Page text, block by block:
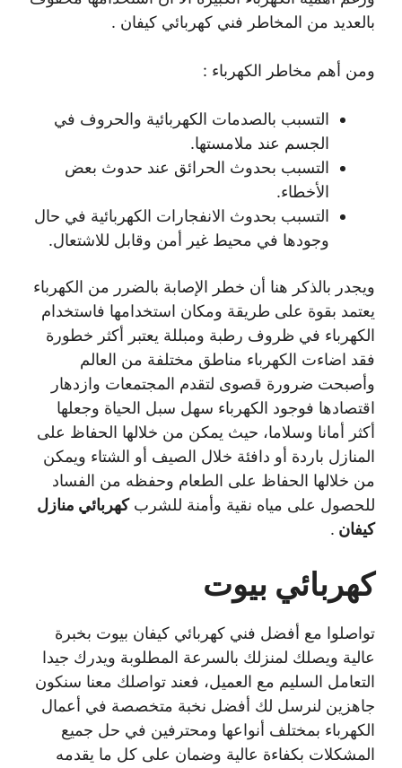
بالعديد من المخاطر فني كهربائي كيفان .
ومن أهم مخاطر الكهرباء :
التسبب بالصدمات الكهربائية والحروف في
الجسم عند ملامستها.
التسبب بحدوث الحرائق عند حدوث بعض
الأخطاء.
التسبب بحدوث الانفجارات الكهربائية في حال
وجودها في محيط غير أمن وقابل للاشتعال.
ويجدر بالذكر هنا أن خطر الإصابة بالضرر من الكهرباء
يعتمد بقوة على طريقة ومكان استخدامها فاستخدام
الكهرباء في ظروف رطبة ومبللة يعتبر أكثر خطورة
فقد اضاءت الكهرباء مناطق مختلفة من العالم
وأصبحت ضرورة قصوى لتقدم المجتمعات وازدهار
اقتصادها فوجود الكهرباء سهل سبل الحياة وجعلها
أكثر أمانا وسلاما، حيث يمكن من خلالها الحفاظ على
المنازل باردة أو دافئة خلال الصيف أو الشتاء ويمكن
من خلالها الحفاظ على الطعام وحفظه من الفساد
للحصول على مياه نقية وأمنة للشربكهربائي منازل
كيفان .
كهربائي بيوت
تواصلوا مع أفضل فني كهربائي كيفان بيوت بخبرة
عالية ويصلك لمنزلك بالسرعة المطلوبة ويدرك جيدا
التعامل السليم مع العميل، فعند تواصلك معنا سنكون
جاهزين لنرسل لك أفضل نخبة متخصصة في أعمال
الكهرباء بمختلف أنواعها ومحترفين في حل جميع
المشكلات بكفاءة عالية وضمان على كل ما يقدمه